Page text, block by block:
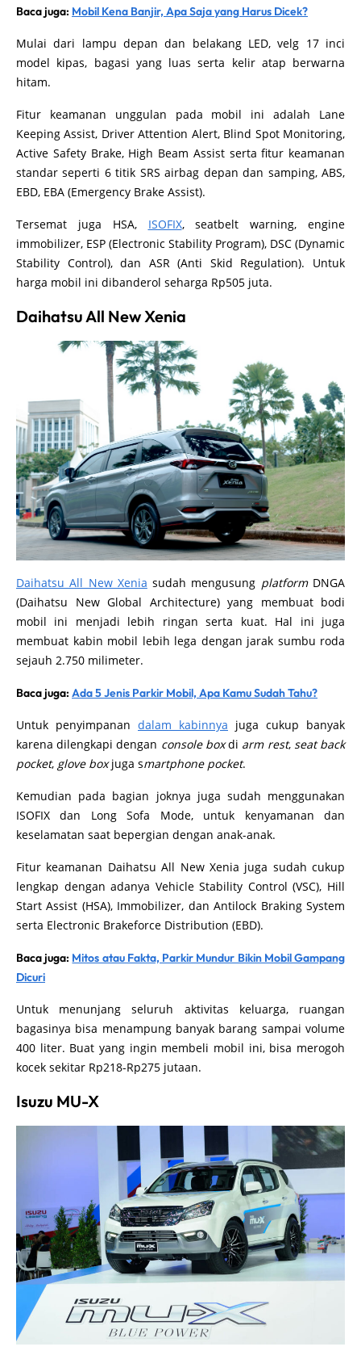
Baca juga: Mobil Kena Banjir, Apa Saja yang Harus Dicek?
Mulai dari lampu depan dan belakang LED, velg 17 inci
model kipas, bagasi yang luas serta kelir atap berwarna
hitam.
Fitur keamanan unggulan pada mobil ini adalah Lane
Keeping Assist, Driver Attention Alert, Blind Spot Monitoring,
Active Safety Brake, High Beam Assist serta fitur keamanan
standar seperti 6 titik SRS airbag depan dan samping, ABS,
EBD, EBA (Emergency Brake Assist).
Tersemat juga HSA, ISOFIX, seatbelt warning, engine
immobilizer, ESP (Electronic Stability Program), DSC (Dynamic
Stability Control), dan ASR (Anti Skid Regulation). Untuk
harga mobil ini dibanderol seharga Rp505 juta.
Daihatsu All New Xenia
Daihatsu All New Xenia sudah mengusung platform DNGA
(Daihatsu New Global Architecture) yang membuat bodi
mobil ini menjadi lebih ringan serta kuat. Hal ini juga
membuat kabin mobil lebih lega dengan jarak sumbu roda
sejauh 2.750 milimeter.
Baca juga: Ada 5 Jenis Parkir Mobil, Apa Kamu Sudah Tahu?
Untuk penyimpanan dalam kabinnya juga cukup banyak
karena dilengkapi dengan console boxdi arm rest, seat back
pocket, glove boxjuga smartphone pocket.
Kemudian pada bagian joknya juga sudah menggunakan
ISOFIX dan Long Sofa Mode, untuk kenyamanan dan
keselamatan saat bepergian dengan anak-anak.
Fitur keamanan Daihatsu All New Xenia juga sudah cukup
lengkap dengan adanya Vehicle Stability Control (VSC), Hill
Start Assist (HSA), Immobilizer, dan Antilock Braking System
serta Electronic Brakeforce Distribution (EBD).
Baca juga: Mitos atau Fakta, Parkir Mundur Bikin Mobil Gampang
Dicuri
Untuk menunjang seluruh aktivitas keluarga, ruangan
bagasinya bisa menampung banyak barang sampai volume
400 liter. Buat yang ingin membeli mobil ini, bisa merogoh
kocek sekitar Rp218-Rp275 jutaan.
Isuzu MU-X